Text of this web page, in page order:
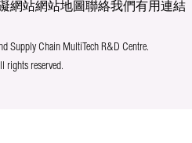
網站網站地圖聯絡我們有用連結
Supply Chain MultiTech R&D Centre.
rights reserved.